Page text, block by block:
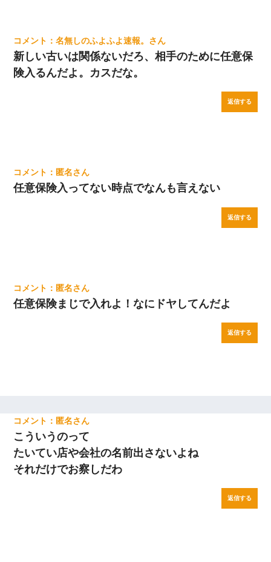
名無しのふよふよ速報。
新しい古いは関係ないだろ、相手のために任意保
険入るんだよ。カスだな。
返信する
匿名
任意保険入ってない時点でなんも言えない
返信する
匿名
任意保険まじで入れよ！なにドヤしてんだよ
返信する
匿名
こういうのって
たいてい店や会社の名前出さないよね
それだけでお察しだわ
返信する